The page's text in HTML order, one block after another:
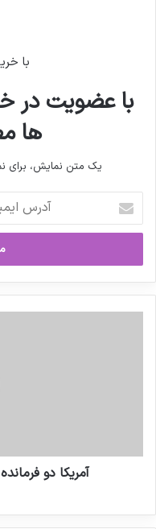
با
با عضویت در
ها
یک متن نمایش،
آدرس
ایمیل
خود
وارد
کنید
آمریکا دو